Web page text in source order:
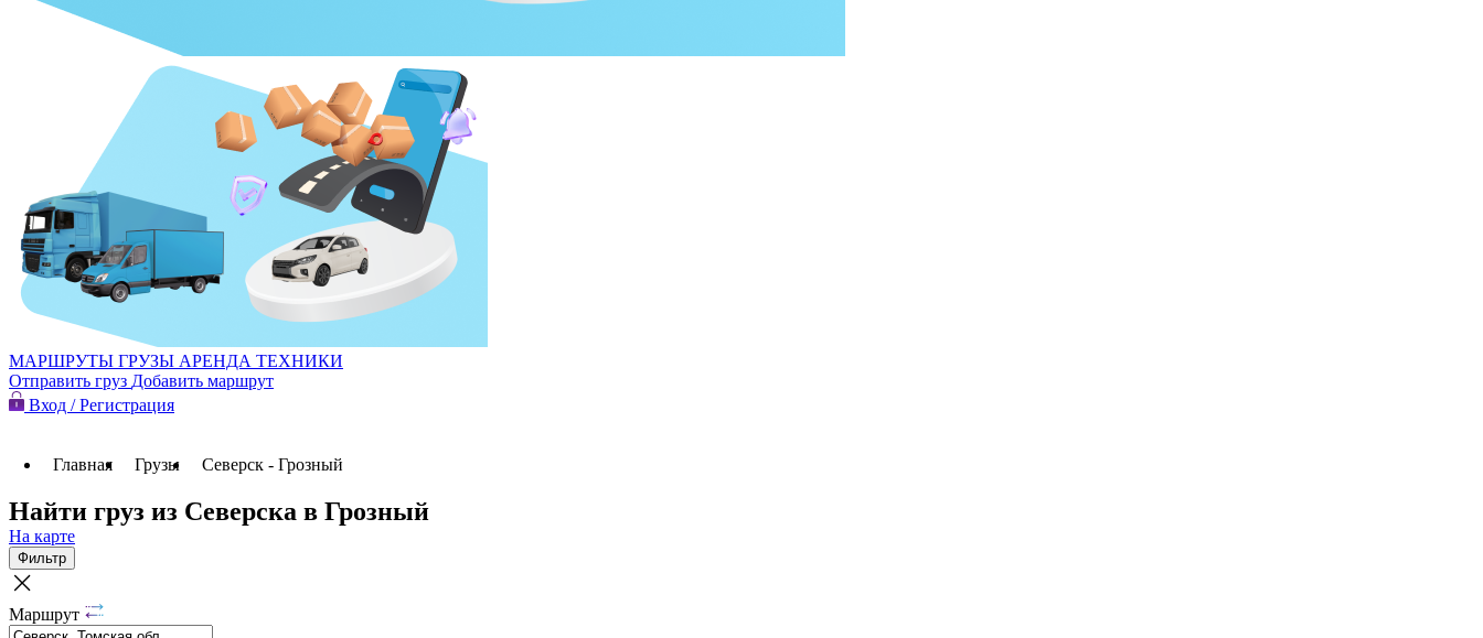
МАРШРУТЫ ГРУЗЫ АРЕНДА ТЕХНИКИ
Отправить груз Добавить маршрут
Вход / Регистрация
Главная Грузы Северск - Грозный
Найти груз из Северска в Грозный
На карте
Фильтр
Маршрут